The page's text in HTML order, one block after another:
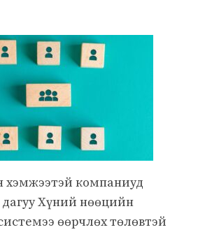
хэмжээтэй компаниуд
Хүний нөөцийн
өөрчлөх төлөвтэй